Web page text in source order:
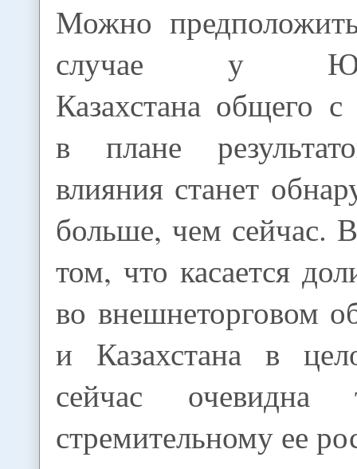
Можно
случае у Юго-
Казахстана общего
в плане
влияния станет
больше, чем сейчас.
том, что касается
во внешнеторговом
и Казахстана в
сейчас очевидна
стремительному ее